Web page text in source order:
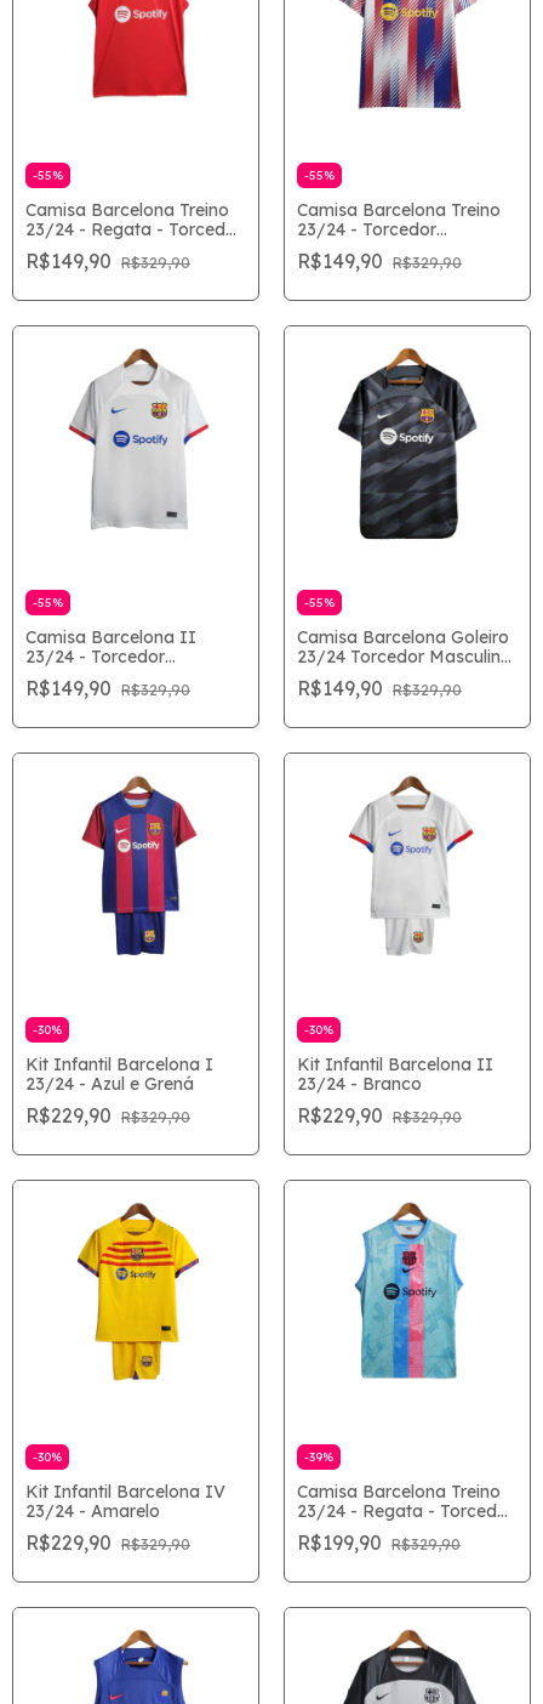
-55%
Camisa Barcelona Treino
23/24 - Regata - Torcedor
Masculina - Vermelho
R$149,90 R$329,90
-55%
Camisa Barcelona Treino
23/24 - Torcedor
Masculina - Branco
R$149,90 R$329,90
-55%
Camisa Barcelona II
23/24 - Torcedor
Masculina - Branco
R$149,90 R$329,90
-55%
Camisa Barcelona Goleiro
23/24 Torcedor Masculina
- Preto
R$149,90 R$329,90
-30%
Kit Infantil Barcelona I
23/24 - Azul e Grená
R$229,90 R$329,90
-30%
Kit Infantil Barcelona II
23/24 - Branco
R$229,90 R$329,90
-30%
Kit Infantil Barcelona IV
23/24 - Amarelo
R$229,90 R$329,90
-39%
Camisa Barcelona Treino
23/24 - Regata - Torcedor
Nike Masculina - Azul
R$199,90 R$329,90